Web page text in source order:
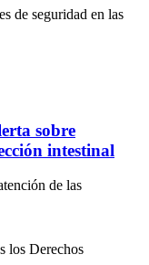
de seguridad en las
sobre
intestinal
de las
los Derechos